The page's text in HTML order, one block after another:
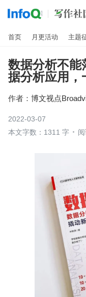
首页 月更活动 主题
数据分析不能
据分析应用，
作者： 博文视点
2022-03-07
本文字数：1311 字